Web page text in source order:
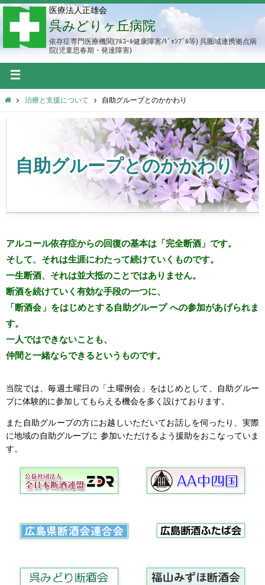
医療法人正雄会
呉みどりヶ丘病院
依存症専門医療機関(ｱﾙｺｰﾙ健康障害/ｷﾞｬﾝﾌﾞﾙ等) 呉圏域連携拠点病
院(児童思春期・発達障害)
治療と支援について 自助グループとのかかわり
自助グループとのかかわり
アルコール依存症からの回復の基本は「完全断酒」です。
そして、それは生涯にわたって続けていくものです。
一生断酒、それは並大抵のことではありません。
断酒を続けていく有効な手段の一つに、
「断酒会」をはじめとする自助グループ への参加があげられま
す。
一人ではできないことも、
仲間と一緒ならできるというものです。
当院では、毎週土曜日の「土曜例会」をはじめとして、自助グルー
プに体験的に参加してもらえる機会を多く設けております。
また自助グループの方にお越しいただいてお話しを伺ったり、実際
に地域の自助グループに 参加いただけるよう援助をおこなっていま
す。